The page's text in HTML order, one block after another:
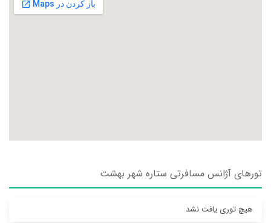
تورهای آژانس مسافرتی ستاره شهر بهشت
هیچ توری یافت نشد